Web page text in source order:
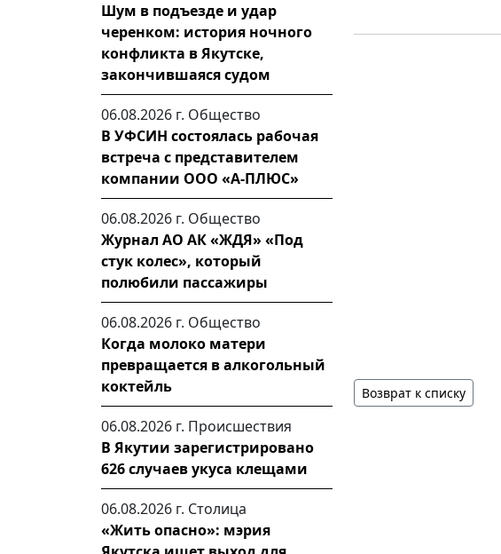
Шум в подъезде и удар
черенком: история ночного
конфликта в Якутске,
закончившаяся судом
06.08.2026 г. Общество
В УФСИН состоялась рабочая
встреча с представителем
компании ООО «А-ПЛЮС»
06.08.2026 г. Общество
Журнал АО АК «ЖДЯ» «Под
стук колес», который
полюбили пассажиры
06.08.2026 г. Общество
Когда молоко матери
превращается в алкогольный
коктейль
06.08.2026 г. Происшествия
В Якутии зарегистрировано
626 случаев укуса клещами
06.08.2026 г. Столица
«Жить опасно»: мэрия
Возврат к списку